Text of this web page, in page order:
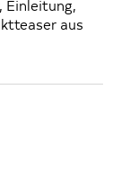
Einleitung,
aus